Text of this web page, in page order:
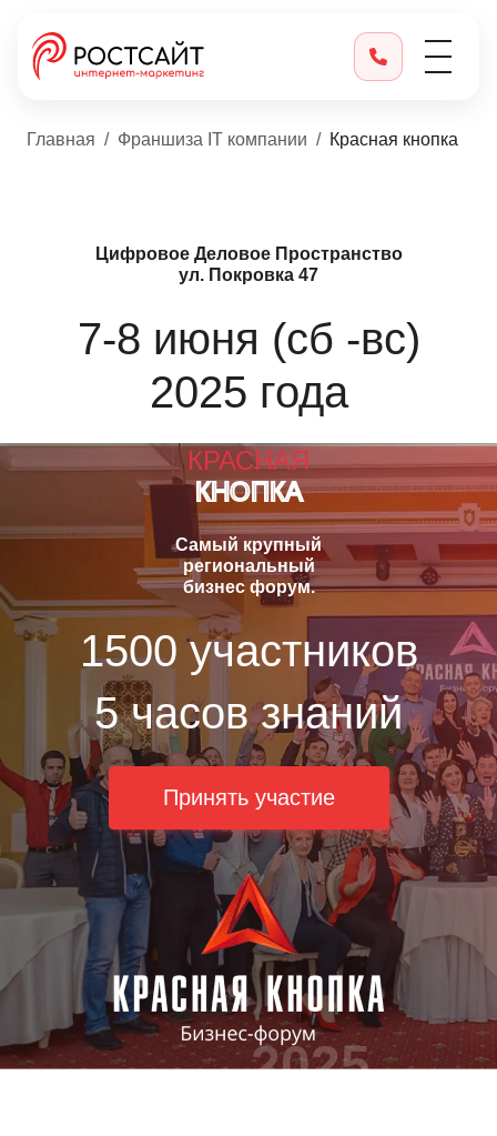
Главная Франшиза IT компании Красная кнопка
2025
Цифровое Деловое Пространство
ул. Покровка 47
7-8 июня (сб -вс)
2025 года
КРАСНАЯ
КНОПКА
Самый крупный
региональный
бизнес форум.
1500 участников
5 часов знаний
Принять участие